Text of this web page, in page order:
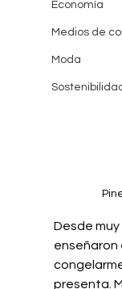
Economía
Medios de
Moda
Desde
enseñaron
presenta.